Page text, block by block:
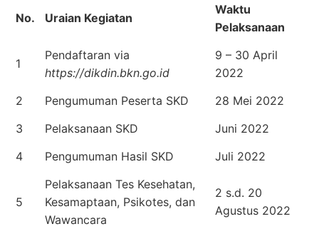
No. Uraian Kegiatan
Waktu
Pelaksanaan
1
Pendaftaran via
https://dikdin.bkn.go.id
9 – 30 April
2022
2
Pengumuman Peserta SKD
28 Mei 2022
3
Pelaksanaan SKD
Juni 2022
4
Pengumuman Hasil SKD Juli 2022
5
Pelaksanaan Tes Kesehatan,
Kesamaptaan, Psikotes, dan
Wawancara
2 s.d. 20
Agustus 2022